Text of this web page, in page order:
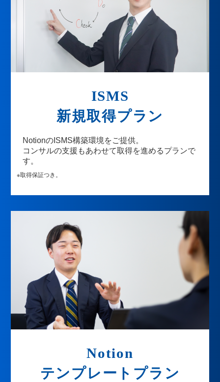
ISMS
新規取得プラン
NotionのISMS構築環境をご提供。
コンサルの支援もあわせて取得を進めるプランで
す。
※取得保証つき。
Notion
テンプレートプラン